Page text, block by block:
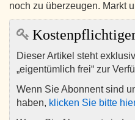
noch zu überzeugen. Markt
Dieser Artikel steht
„eigentümlich frei“ zur
Wenn Sie Abonnent sind
haben, klicken Sie bitte